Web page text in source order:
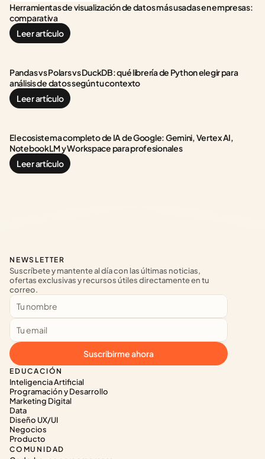
Herramientas de visualización de datos más usadas en empresas:
comparativa
Leer artículo
Pandas vs Polars vs DuckDB: qué librería de Python elegir para
análisis de datos según tu contexto
Leer artículo
El ecosistema completo de IA de Google: Gemini, Vertex AI,
NotebookLM y Workspace para profesionales
Leer artículo
EDUCACIÓN
Inteligencia Artificial
Programación y Desarrollo
Marketing Digital
Data
Diseño UX/UI
Negocios
Producto
COMUNIDAD
NEWSLETTER
Suscríbete y mantente al día con las últimas noticias,
ofertas exclusivas y recursos útiles directamente en tu
correo.
Suscribirme ahora